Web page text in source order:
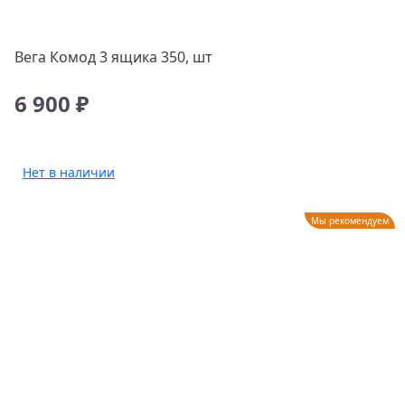
Вега Комод 3 ящика 350, шт
6 900 ₽
Нет в наличии
Мы рекомендуем